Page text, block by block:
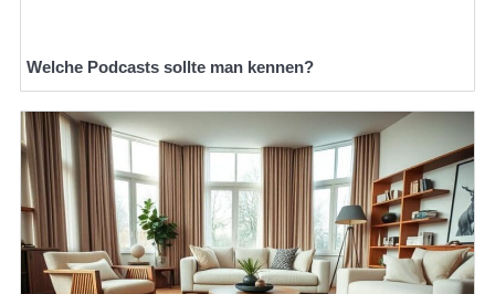
Welche Podcasts sollte man kennen?